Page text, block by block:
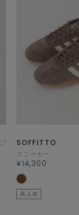
SOFFITTO
スニーカー
¥14,300
再入荷